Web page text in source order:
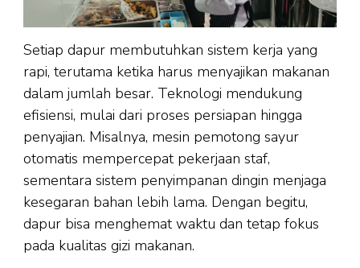
Setiap dapur membutuhkan sistem kerja yang
rapi, terutama ketika harus menyajikan makanan
dalam jumlah besar. Teknologi mendukung
efisiensi, mulai dari proses persiapan hingga
penyajian. Misalnya, mesin pemotong sayur
otomatis mempercepat pekerjaan staf,
sementara sistem penyimpanan dingin menjaga
kesegaran bahan lebih lama. Dengan begitu,
dapur bisa menghemat waktu dan tetap fokus
pada kualitas gizi makanan.